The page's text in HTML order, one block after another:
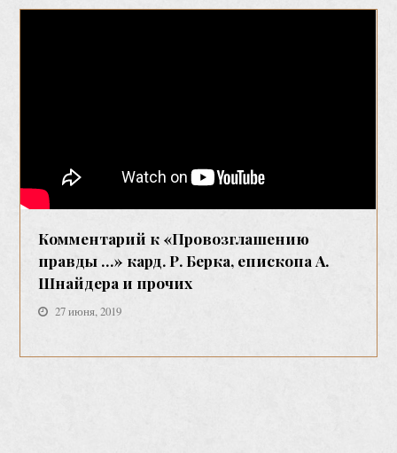
Комментарий к «Провозглашению
правды …» кард. Р. Берка, епископа А.
Шнайдера и прочих
27 июня, 2019